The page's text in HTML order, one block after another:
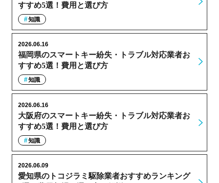
すすめ5選！費用と選び方
知識
福岡県のスマートキー紛失・トラブル対応業者お
すすめ5選！費用と選び方
2026.06.16
知識
大阪府のスマートキー紛失・トラブル対応業者お
すすめ5選！費用と選び方
2026.06.16
知識
愛知県のトコジラミ駆除業者おすすめランキング
2026.06.09